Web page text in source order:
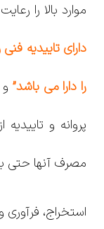
موارد بالا را
دارای تاییدیه
را دارا می باشد”
پروانه و
مصرف آنها حتی
استخراج،